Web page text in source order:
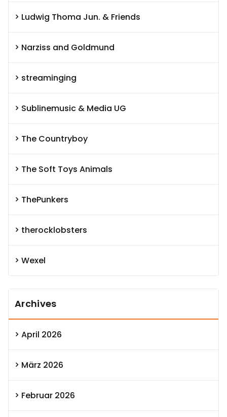
Ludwig Thoma Jun. & Friends
Narziss and Goldmund
streaminging
Sublinemusic & Media UG
The Countryboy
The Soft Toys Animals
ThePunkers
therocklobsters
Wexel
Archives
April 2026
März 2026
Februar 2026